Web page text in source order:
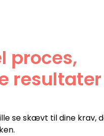
proces,
resultater
se skævt til dine krav,